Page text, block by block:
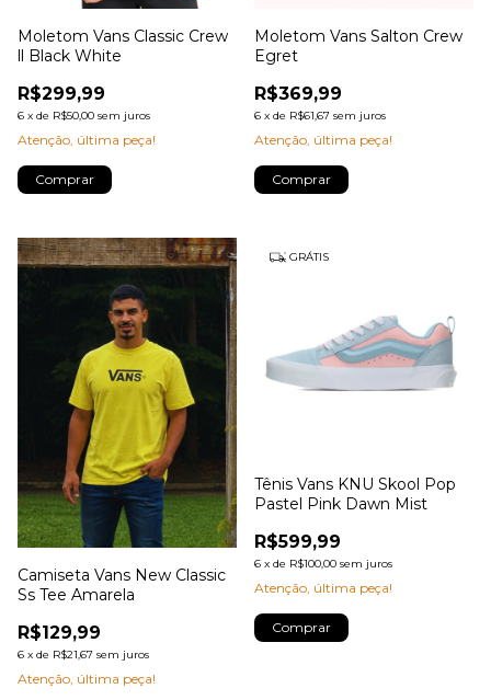
Moletom Vans Classic Crew
ll Black White
R$299,99
6 x de R$50,00 sem juros
Atenção, última peça!
Comprar
Moletom Vans Salton Crew
Egret
R$369,99
6 x de R$61,67 sem juros
Atenção, última peça!
Comprar
Camiseta Vans New Classic
Ss Tee Amarela
R$129,99
6 x de R$21,67 sem juros
Atenção, última peça!
GRÁTIS
Tênis Vans KNU Skool Pop
Pastel Pink Dawn Mist
R$599,99
6 x de R$100,00 sem juros
Atenção, última peça!
Comprar